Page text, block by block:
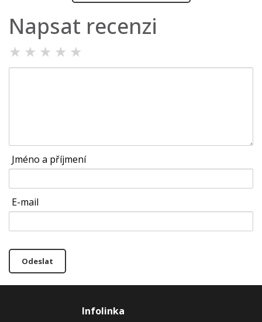
Napsat recenzi
★ ★ ★ ★ ★
Jméno a příjmení
E-mail
Odeslat
Infolinka